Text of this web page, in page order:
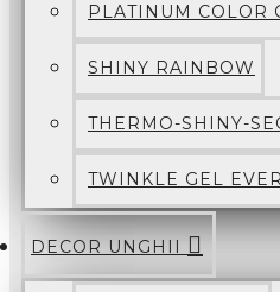
PLATINUM COLOR
SHINY RAINBOW
THERMO-SHINY-
TWINKLE GEL
DECOR UNGHII